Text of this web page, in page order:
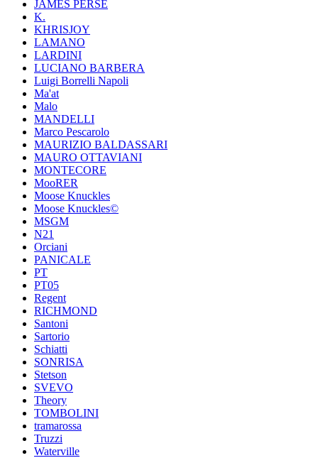
JAMES PERSE
K.
KHRISJOY
LAMANO
LARDINI
LUCIANO BARBERA
Luigi Borrelli Napoli
Ma'at
Malo
MANDELLI
Marco Pescarolo
MAURIZIO BALDASSARI
MAURO OTTAVIANI
MONTECORE
MooRER
Moose Knuckles
Moose Knuckles©️
MSGM
N21
Orciani
PANICALE
PT
PT05
Regent
RICHMOND
Santoni
Sartorio
Schiatti
SONRISA
Stetson
SVEVO
Theory
TOMBOLINI
tramarossa
Truzzi
Waterville